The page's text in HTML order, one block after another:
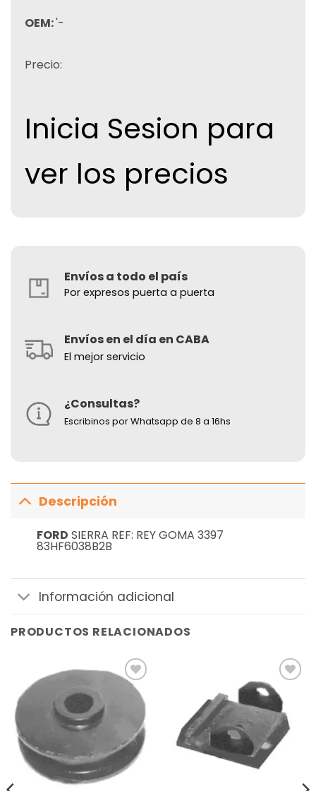
OEM:'-
Precio:
Inicia Sesion para
ver los precios
Envíos a todo el país
Por expresos puerta a puerta
Envíos en el día en CABA
El mejor servicio
¿Consultas?
Escribinos por Whatsapp de 8 a 16hs
Descripción
FORD SIERRA REF: REY GOMA 3397
83HF6038B2B
Información adicional
PRODUCTOS RELACIONADOS
Añadir
deseos
Añadir
a la
lista de
deseos